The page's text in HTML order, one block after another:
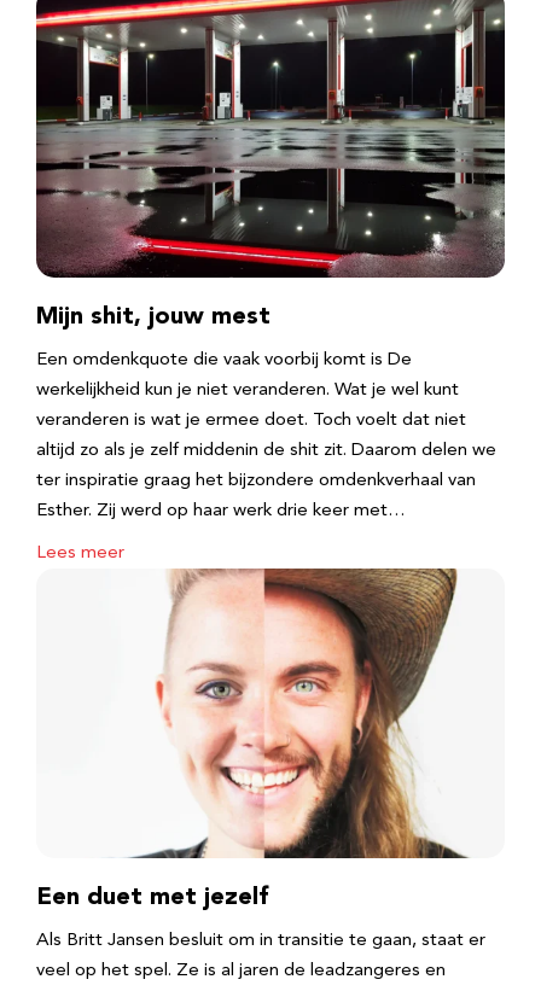
Mijn shit, jouw mest
Een omdenkquote die vaak voorbij komt is De
werkelijkheid kun je niet veranderen. Wat je wel kunt
veranderen is wat je ermee doet. Toch voelt dat niet
altijd zo als je zelf middenin de shit zit. Daarom delen we
ter inspiratie graag het bijzondere omdenkverhaal van
Esther. Zij werd op haar werk drie keer met…
Lees meer
Een duet met jezelf
Als Britt Jansen besluit om in transitie te gaan, staat er
veel op het spel. Ze is al jaren de leadzangeres en